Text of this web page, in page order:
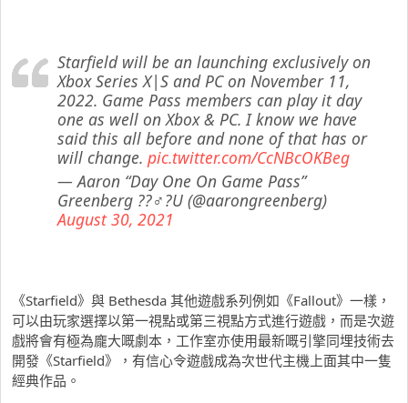
Starfield will be an launching exclusively on
Xbox Series X|S and PC on November 11,
2022. Game Pass members can play it day
one as well on Xbox & PC. I know we have
said this all before and none of that has or
will change. pic.twitter.com/CcNBcOKBeg
— Aaron “Day One On Game Pass”
Greenberg ??‍♂️?U (@aarongreenberg)
August 30, 2021
《Starfield》與 Bethesda 其他遊戲系列例如《Fallout》一樣，
可以由玩家選擇以第一視點或第三視點方式進行遊戲，而是次遊
戲將會有極為龐大嘅劇本，工作室亦使用最新嘅引擎同埋技術去
開發《Starfield》，有信心令遊戲成為次世代主機上面其中一隻
經典作品。